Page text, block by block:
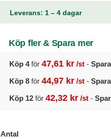
Leverans: 1 – 4 dagar
Köp fler & Spara mer
Köp 4för 47,61 kr /st - Spara
Köp 8 för 44,97 kr /st - Spara
Köp 12 för 42,32 kr /st -
Antal